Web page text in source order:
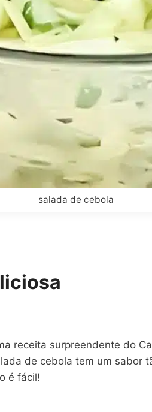
salada de cebola
receita surpreendente do
de cebola tem um sabor
é fácil!